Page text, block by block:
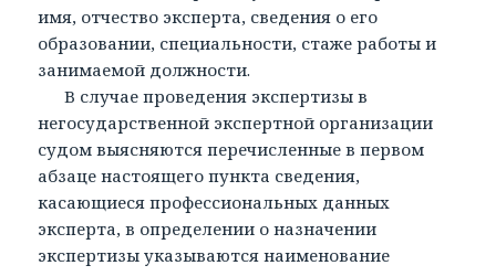
имя, отчество эксперта, сведения о его
образовании, специальности, стаже работы и
занимаемой должности.
В случае проведения экспертизы в
негосударственной экспертной организации
судом выясняются перечисленные в первом
абзаце настоящего пункта сведения,
касающиеся профессиональных данных
эксперта, в определении о назначении
экспертизы указываются наименование